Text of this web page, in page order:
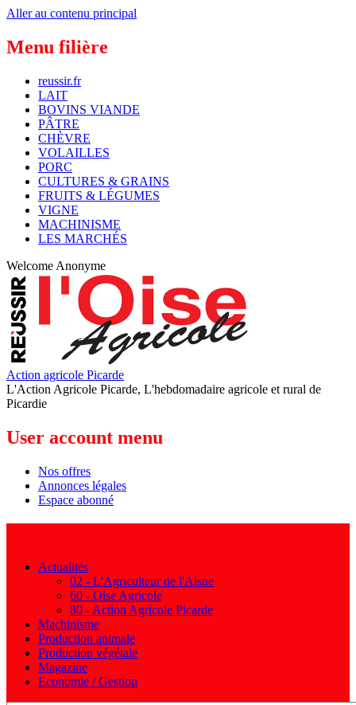
Aller au contenu principal
Menu filière
reussir.fr
LAIT
BOVINS VIANDE
PÂTRE
CHÈVRE
VOLAILLES
PORC
CULTURES & GRAINS
FRUITS & LÉGUMES
VIGNE
MACHINISME
LES MARCHÉS
Welcome Anonyme
Action agricole Picarde
L'Action Agricole Picarde, L'hebdomadaire agricole et rural de
Picardie
User account menu
Nos offres
Annonces légales
Espace abonné
Actualités
02 - L'Agriculteur de l'Aisne
60 - Oise Agricole
80 - Action Agricole Picarde
Machinisme
Production animale
Production végétale
Magazine
Economie / Gestion